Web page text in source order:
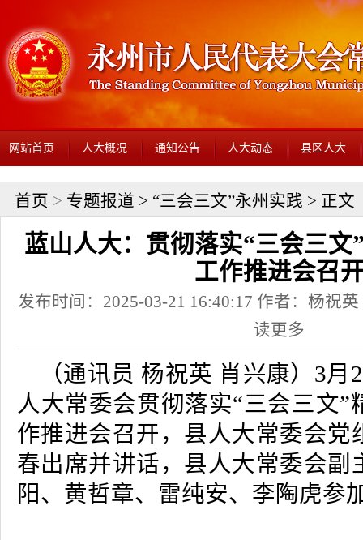
网站首页 人大概况 通知公告 人大动态 县区人大
首页 > 专题报道 > “三会三文”永州实践 > 正文
蓝山人大：贯彻落实“三会三文
工作推进会召
发布时间：2025-03-21 16:40:17 作者：杨祝
读更多
（通讯员 杨祝英 肖兴康）3
人大常委会贯彻落实“三会三文”
作推进会召开，县人大常委会党
春出席并讲话，县人大常委会副
阳、黄哲章、雷纯安、李陶虎参